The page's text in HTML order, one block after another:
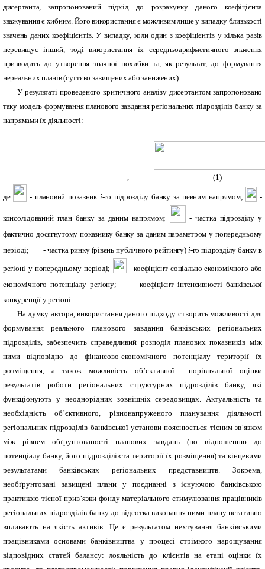
дисертанта, запропонований підхід до розрахунку даного коефіцієнта
зважування є хибним. Його використання є можливим лише у випадку близькості
значень даних коефіцієнтів. У випадку, коли один з коефіцієнтів у кілька разів
перевищує інший, тоді використання їх середньоарифметичного значення
призводить до утворення значної похибки та, як результат, до формування
нереальних планів (суттєво завищених або занижених).
У результаті проведеного критичного аналізу дисертантом запропоновано
таку модель формування планового завдання регіональних підрозділів банку за
напрямами їх діяльності:
, (1)
де - плановий показник і-го підрозділу банку за певним напрямом; -
консолідований план банку за даним напрямом;
- частка підрозділу у
фактично досягнутому показнику банку за даним параметром у попередньому
періоді;
- частка ринку (рівень публічного рейтингу) і-го підрозділу банку в
регіоні у попередньому періоді;
- коефіцієнт соціально-економічного або
економічного потенціалу регіону;
- коефіцієнт інтенсивності банківської
конкуренції у регіоні.
На думку автора, використання даного підходу створить можливості для
формування реального планового завдання банківських регіональних
підрозділів, забезпечить справедливий розподіл планових показників між
ними відповідно до фінансово-економічного потенціалу території їх
розміщення, а також можливість об’єктивної порівняльної оцінки
результатів роботи регіональних структурних підрозділів банку, які
функціонують у неоднорідних зовнішніх середовищах. Актуальність та
необхідність об’єктивного, рівнонапруженого планування діяльності
регіональних підрозділів банківської установи пояснюється тісним зв’язком
між рівнем обґрунтованості планових завдань (по відношенню до
потенціалу банку, його підрозділів та території їх розміщення) та кінцевими
результатами банківських регіональних представництв. Зокрема,
необґрунтовані завищені плани у поєднанні з існуючою банківською
практикою тісної прив’язки фонду матеріального стимулювання працівників
регіональних підрозділів банку до відсотка виконання ними плану негативно
впливають на якість активів. Це є результатом нехтування банківськими
працівниками основами банківництва у процесі стрімкого нарощування
відповідних статей балансу: лояльність до клієнтів на етапі оцінки їх